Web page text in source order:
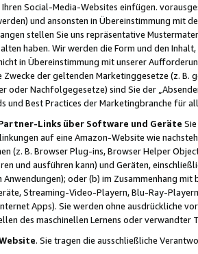
Social-Media-Websites einfügen.
und ansonsten in Übereinstimmung mit
stellen Sie uns repräsentative
haben. Wir werden die Form und den
in Übereinstimmung mit unserer
Zwecke der geltenden Marketinggesetze (z. B.
oder Nachfolgegesetze) sind Sie der
und Best Practices der Marketingbranche für
Links über Software und Geräte
auf eine Amazon-Website wie
(z. B. Browser Plug-ins, Browser Helper
und ausführen kann) und Geräten,
Anwendungen); oder (b) im Zusammenhang
Streaming-Video-Playern, Blu-Ray-
Apps). Sie werden ohne ausdrückliche
des maschinellen Lernens oder
. Sie tragen die ausschließliche